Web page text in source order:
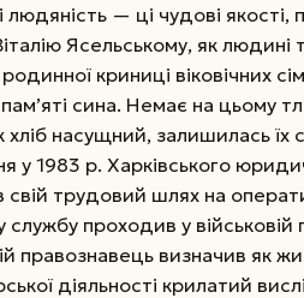
людяність — ці чудові
Ясельському, як
родинної криниці віковічних
сина. Немає на цьому
хліб насущний, залишилась їх
у 1983 р. Харківського
свій трудовий шлях на
службу проходив у військовій
правознавець визначив як
діяльності крилатий